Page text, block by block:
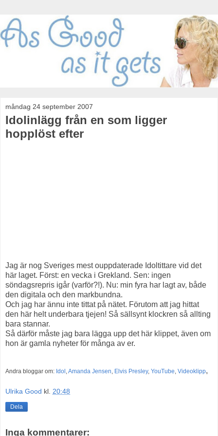
måndag 24 september 2007
Idolinlägg från en som ligger
hopplöst efter
Jag är nog Sveriges mest ouppdaterade Idoltittare vid det
här laget. Först: en vecka i Grekland. Sen: ingen
söndagsrepris igår (varför?!). Nu: min fyra har lagt av, både
den digitala och den markbundna.
Och jag har ännu inte tittat på nätet. Förutom att jag hittat
den här helt underbara tjejen! Så sällsynt klockren så allting
bara stannar.
Så därför måste jag bara lägga upp det här klippet, även om
hon är gamla nyheter för många av er.
Andra bloggar om: Idol Amanda Jensen Elvis Presley, YouTube Videoklipp,
Ulrika Good kl. 20:48
Dela
Inga kommentarer: